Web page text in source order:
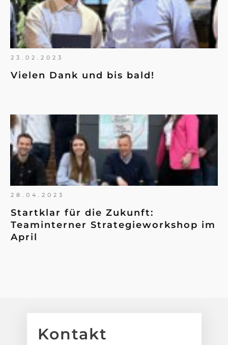
23.02.2023
Vielen Dank und bis bald!
28.04.2023
Startklar für die Zukunft:
Teaminterner Strategieworkshop im
April
Kontakt